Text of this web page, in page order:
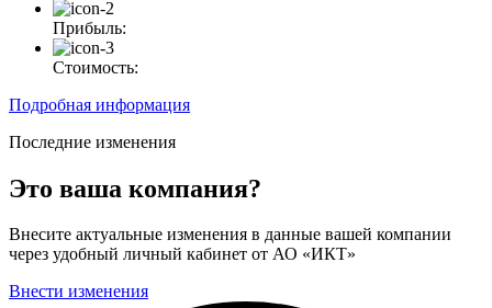
Прибыль:
Стоимость:
Подробная информация
Последние изменения
Это ваша компания?
Внесите актуальные изменения в данные вашей компании
через удобный личный кабинет от АО «ИКТ»
Внести изменения